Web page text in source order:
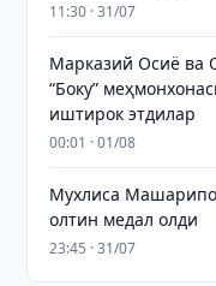
11:30 · 31/07
Марказий Осиё ва
“Боку”
иштирок этдилар
00:01 · 01/08
Мухлиса
олтин медал олди
23:45 · 31/07